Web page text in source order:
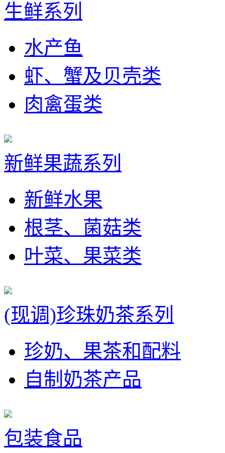
生鲜系列
水产鱼
虾、蟹及贝壳类
肉禽蛋类
新鲜果蔬系列
新鲜水果
根茎、菌菇类
叶菜、果菜类
(现调)珍珠奶茶系列
珍奶、果茶和配料
自制奶茶产品
包装食品